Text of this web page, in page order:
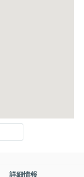
詳細情報